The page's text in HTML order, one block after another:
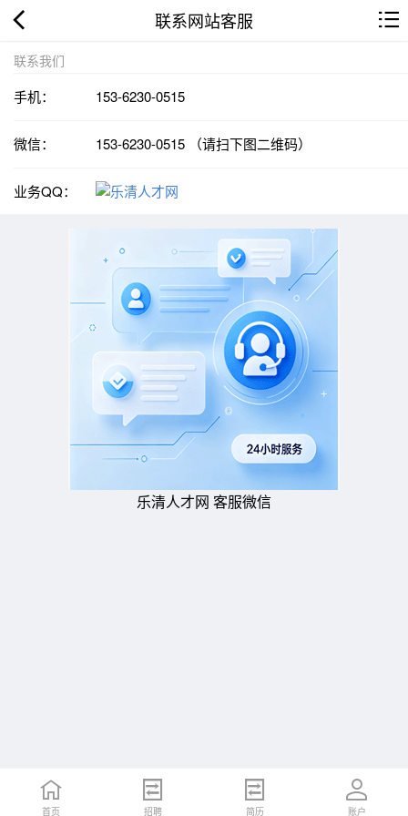
联系网站客服
联系我们
手机： 153-6230-0515
微信： 153-6230-0515 （请扫下图二维码）
业务QQ：
乐清人才网 客服微信
首页 招聘 简历 账户